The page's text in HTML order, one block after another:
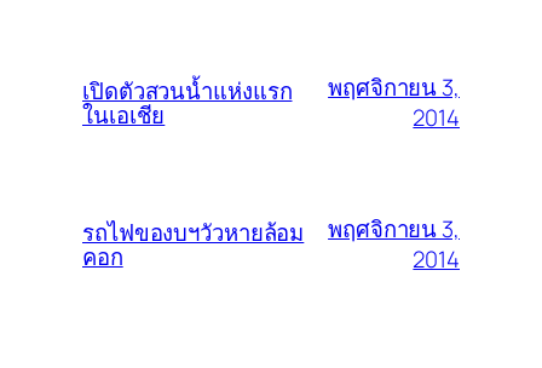
เปิดตัวสวนน้ำแห่งแรก
ในเอเชีย
พฤศจิกายน 3,
2014
รถไฟของบฯวัวหายล้อม
คอก
พฤศจิกายน 3,
2014